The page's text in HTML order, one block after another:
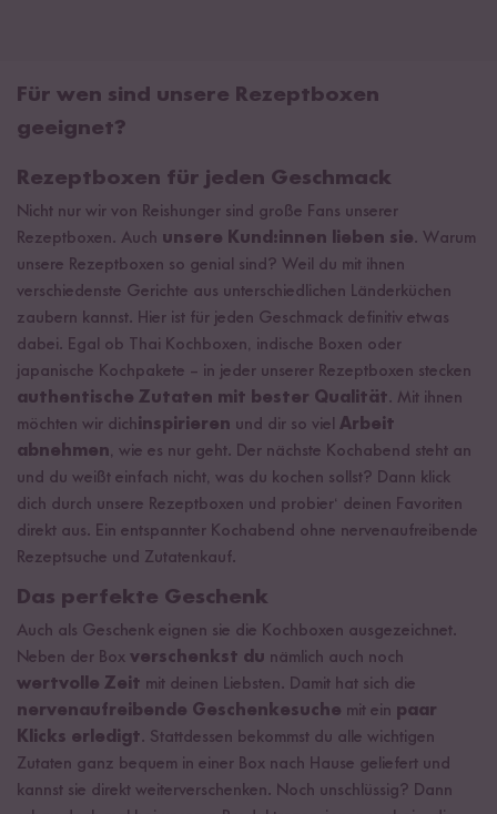
Für wen sind unsere Rezeptboxen
geeignet?
Rezeptboxen für jeden Geschmack
Nicht nur wir von Reishunger sind große Fans unserer
Rezeptboxen. Auch unsere Kund:innen lieben sie. Warum
unsere Rezeptboxen so genial sind? Weil du mit ihnen
verschiedenste Gerichte aus unterschiedlichen Länderküchen
zaubern kannst. Hier ist für jeden Geschmack definitiv etwas
dabei. Egal ob Thai Kochboxen, indische Boxen oder
japanische Kochpakete – in jeder unserer Rezeptboxen stecken
authentische Zutaten mit bester Qualität. Mit ihnen
möchten wir dichinspirieren und dir so viel Arbeit
abnehmen, wie es nur geht. Der nächste Kochabend steht an
und du weißt einfach nicht, was du kochen sollst? Dann klick
dich durch unsere Rezeptboxen und probier‘ deinen Favoriten
direkt aus. Ein entspannter Kochabend ohne nervenaufreibende
Rezeptsuche und Zutatenkauf.
Das perfekte Geschenk
Auch als Geschenk eignen sie die Kochboxen ausgezeichnet.
Neben der Box verschenkst du nämlich auch noch
wertvolle Zeit mit deinen Liebsten. Damit hat sich die
nervenaufreibende Geschenkesuche mit ein paar
Klicks erledigt. Stattdessen bekommst du alle wichtigen
Zutaten ganz bequem in einer Box nach Hause geliefert und
kannst sie direkt weiterverschenken. Noch unschlüssig? Dann